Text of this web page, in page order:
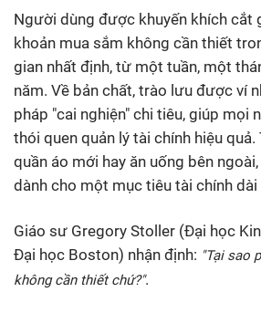
Người dùng được khuyến khích cắt
khoản mua sắm không cần thiết
gian nhất định, từ một tuần, một
năm. Về bản chất, trào lưu được ví
pháp "cai nghiện" chi tiêu, giúp mọi
thói quen quản lý tài chính hiệu quả.
quần áo mới hay ăn uống bên
dành cho một mục tiêu tài chính dài
Giáo sư Gregory Stoller (Đại học
Đại học Boston) nhận định: "Tại sao
không cần thiết chứ?".